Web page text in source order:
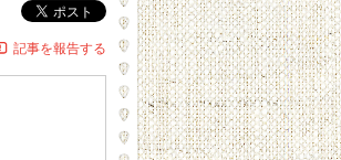
ポスト
記事を報告する